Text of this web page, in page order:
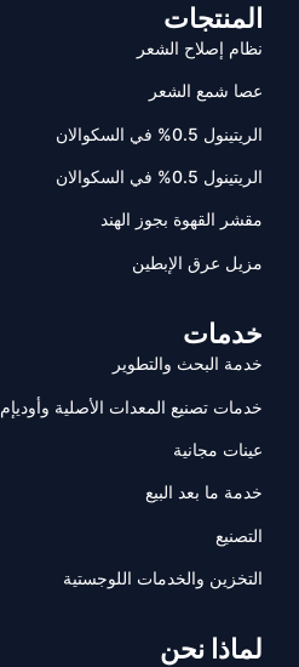
المنتجات
نظام إصلاح الشعر
عصا شمع الشعر
الريتينول 0.5% في السكوالان
الريتينول 0.5% في السكوالان
مقشر القهوة بجوز الهند
مزيل عرق الإبطين
خدمات
خدمة البحث والتطوير
خدمات تصنيع المعدات الأصلية وأوديإم
عينات مجانية
خدمة ما بعد البيع
التصنيع
التخزين والخدمات اللوجستية
لماذا نحن